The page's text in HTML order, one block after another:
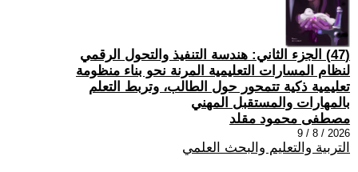
(47) الجزء الثاني: هندسة التنفيذ والتحول الرقمي
لنظام المسارات التعليمية المرنة نحو بناء منظومة
تعليمية ذكية تتمحور حول الطالب، وتربط التعلم
بالمهارات والمستقبل المهني
مصطفى محمود مقلد
2026 / 8 / 9
التربية والتعليم والبحث العلمي